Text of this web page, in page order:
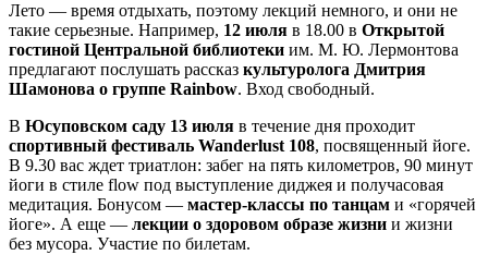
Лето — время отдыхать, поэтому лекций немного, и они не
такие серьезные. Например, 12 июля в 18.00 в Открытой
гостиной Центральной библиотеки им. М. Ю. Лермонтова
предлагают послушать рассказ культуролога Дмитрия
Шамонова о группе Rainbow. Вход свободный.
В Юсуповском саду 13 июля в течение дня проходит
спортивный фестиваль Wanderlust 108, посвященный йоге.
В 9.30 вас ждет триатлон: забег на пять километров, 90 минут
йоги в стиле flow под выступление диджея и получасовая
медитация. Бонусом — мастер-классы по танцам и «горячей
йоге». А еще — лекции о здоровом образе жизни и жизни
без мусора. Участие по билетам.